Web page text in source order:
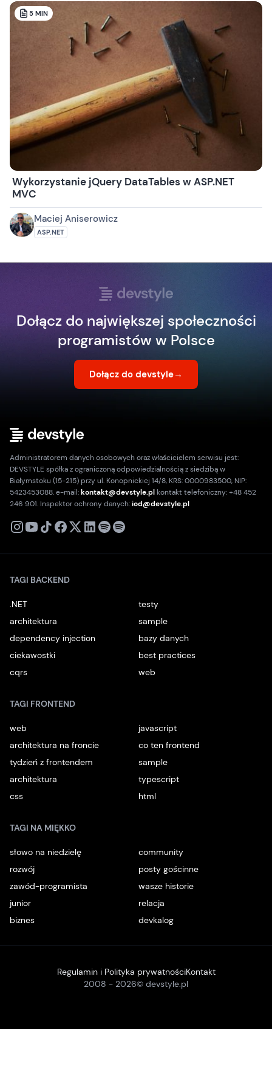
5 MIN
Wykorzystanie jQuery DataTables w ASP.NET
MVC
Maciej Aniserowicz
ASP.NET
Dołącz do największej społeczności
programistów w Polsce
Dołącz do devstyle→
Administratorem danych osobowych oraz właścicielem serwisu jest:
DEVSTYLE spółka z ograniczoną odpowiedzialnością z siedzibą w
Białymstoku (15-215) przy ul. Konopnickiej 14/8, KRS: 0000983500, NIP:
5423453088. e-mail:kontakt@devstyle.plkontakt telefoniczny: +48 452
246 901. Inspektor ochrony danych:iod@devstyle.pl
X
TAGI BACKEND
.NET
testy
architektura
sample
dependency injection
bazy danych
ciekawostki
best practices
cqrs
web
TAGI FRONTEND
web
javascript
architektura na froncie
co ten frontend
tydzień z frontendem
sample
architektura
typescript
css
html
TAGI NA MIĘKKO
słowo na niedzielę
community
rozwój
posty gościnne
zawód-programista
wasze historie
junior
relacja
biznes
devkalog
2008 - 2026© devstyle.pl
Regulamin i Polityka prywatnościKontakt